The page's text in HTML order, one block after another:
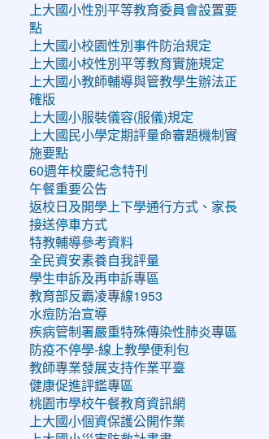
上大國小性別平等教育委員會設置要
點
上大國小校園性別事件防治規定
上大國小校性別平等教育實施規定
上大國小教師輔導與管教學生辦法正
確版
上大國小服裝儀容(服儀)規定
上大國民小學定期評量命審題機制實
施要點
60週年校慶紀念特刊
午餐重要公告
返校日及開學上下學通行方式、家長
接送停車方式
特教輔導參考資料
全民資安素養自我評量
學生申訴及再申訴專區
教育部反霸凌專線1953
水痘防治宣導
疾病管制署嚴重特殊傳染性肺炎專區
防疫不停學-線上教學便利包
教師專業發展支持作業平臺
健康促進評鑑專區
桃園市學校午餐教育資訊網
上大國小個資保護公開作業